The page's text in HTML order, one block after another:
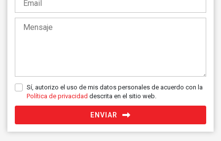
Sí, autorizo el uso de mis datos personales de acuerdo con la
Política de privacidad descrita en el sitio web.
ENVIAR